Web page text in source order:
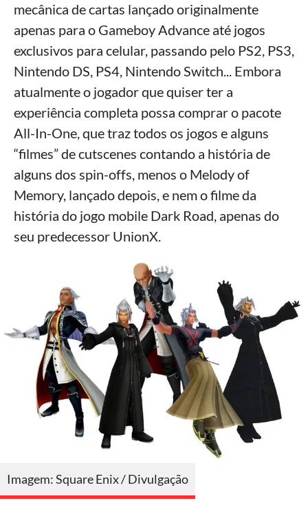
mecânica de cartas lançado originalmente
apenas para o Gameboy Advance até jogos
exclusivos para celular, passando pelo PS2, PS3,
Nintendo DS, PS4, Nintendo Switch... Embora
atualmente o jogador que quiser ter a
experiência completa possa comprar o pacote
All-In-One, que traz todos os jogos e alguns
“filmes” de cutscenes contando a história de
alguns dos spin-offs, menos o Melody of
Memory, lançado depois, e nem o filme da
história do jogo mobile Dark Road, apenas do
seu predecessor UnionX.
Imagem: Square Enix / Divulgação